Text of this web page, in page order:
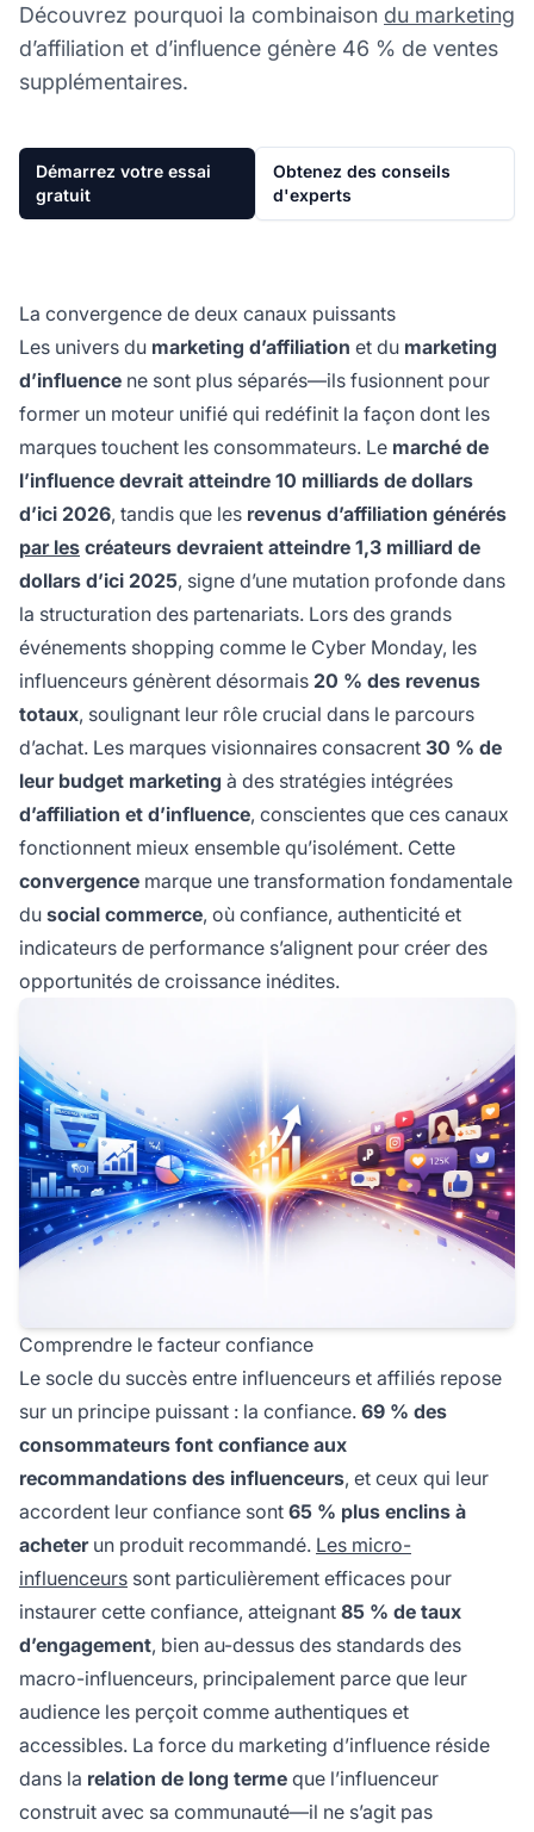
Découvrez pourquoi la combinaison du marketing
d’affiliation et d’influence génère 46 % de ventes
supplémentaires.
Démarrez votre essai
gratuit
Obtenez des conseils
d'experts
La convergence de deux canaux puissants
Les univers du marketing d’affiliation et du marketing
d’influence ne sont plus séparés—ils fusionnent pour
former un moteur unifié qui redéfinit la façon dont les
marques touchent les consommateurs. Le marché de
l’influence devrait atteindre 10 milliards de dollars
d’ici 2026, tandis que les revenus d’affiliation générés
par les créateurs devraient atteindre 1,3 milliard de
dollars d’ici 2025, signe d’une mutation profonde dans
la structuration des partenariats. Lors des grands
événements shopping comme le Cyber Monday, les
influenceurs génèrent désormais 20 % des revenus
totaux, soulignant leur rôle crucial dans le parcours
d’achat. Les marques visionnaires consacrent 30 % de
leur budget marketing à des stratégies intégrées
d’affiliation et d’influence, conscientes que ces canaux
fonctionnent mieux ensemble qu’isolément. Cette
convergence marque une transformation fondamentale
du social commerce, où confiance, authenticité et
indicateurs de performance s’alignent pour créer des
opportunités de croissance inédites.
Comprendre le facteur confiance
Le socle du succès entre influenceurs et affiliés repose
sur un principe puissant : la confiance. 69 % des
consommateurs font confiance aux
recommandations des influenceurs, et ceux qui leur
accordent leur confiance sont 65 % plus enclins à
acheterun produit recommandé. Les micro-
influenceurs sont particulièrement efficaces pour
instaurer cette confiance, atteignant 85 % de taux
d’engagement, bien au-dessus des standards des
macro-influenceurs, principalement parce que leur
audience les perçoit comme authentiques et
accessibles. La force du marketing d’influence réside
dans la relation de long terme que l’influenceur
construit avec sa communauté—il ne s’agit pas